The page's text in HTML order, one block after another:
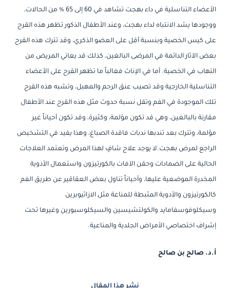
الأعضاء التناسلية في داء بهجت تشاهد في 60 إلى 65 % من الحالات،
ووجودها يشد الانتباه لداء بهجت، وعند الأطفال الذكور تظهر هذه القرح
على كيس الخصية وبنسبة أقل على العضو الذكري، وقد تترك هذه القرح
بعض الآثار الدائمة في المرضى البالغين، كذلك قد يعاني المريض من
التهاب في الخصية. أما في الإناث فغالباً ما تظهر القرح على الأعضاء
التناسلية الخارجية وقد تصيب عنق الرحم والمهبل، وتشبه هذه القرح
تلك الموجودة في الفم وتقل نسبة حدوث مثل هذه القرح عند الأطفال
مقارنة بالبالغين، وهي قد تكون مؤلمة، وكثيرة، وقد تكون أحياناً غير
مؤلمة، وتترك بعد تندبها ندبات فاقدة الصباغ، وهذا يفيد في التشخيص
الراجع لمرض بهجت.لا يوجد علاج شافٍ لهذا المرض وتعتمد العلاجات
الحالية على الضمادات وحقن الآفات بالكورتيزون واستعمال الأدوية
المخدرة الموضعية عليها، وأحياناً تناول بعض العقاقير عن طريق الفم
كالكورتيزون والأدوية المثبطة للمناعة مثل الازاثيوبرين
وسيكلوفوسفامايد والكولتشيسين والسيكلوسبورين وغيرها تحت
إشراف اختصاصي الأمراض الجلدية والمناعية.
أ.د. صالح بن صالح
نشر هذا المقال